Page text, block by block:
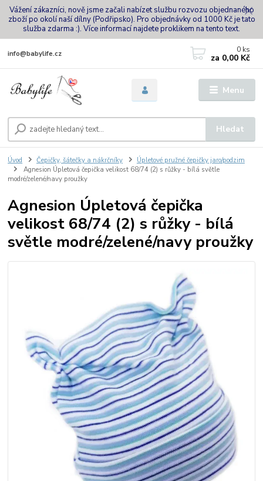
Vážení zákazníci, nově jsme začali nabízet službu rozvozu objednaného
zboží po okolí naší dílny (Podřipsko). Pro objednávky od 1000 Kč je tato
služba zdarma :). Více informací najdete proklikem na tento text.
Menu
Hledat
info@babylife.cz 0 ks
za 0,00 Kč
Úvod Čepičky, šátečky a nákrčníky
Úpletové pružné čepičky jaro/podzim
Agnesion Úpletová čepička velikost 68/74 (2) s růžky - bílá světle
modré/zelené/navy proužky
Agnesion Úpletová čepička
velikost 68/74 (2) s růžky - bílá
světle modré/zelené/navy proužky